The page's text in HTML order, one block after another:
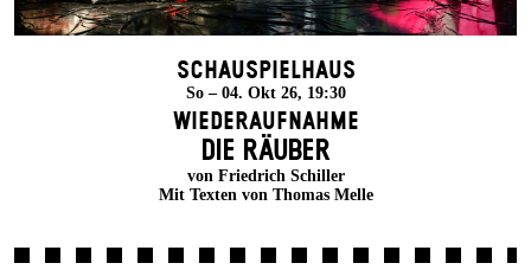
Schauspielhaus
So – 04. Okt 26, 19:30
Wiederaufnahme
DIE RÄUBER
von Friedrich Schiller
Mit Texten von Thomas Melle